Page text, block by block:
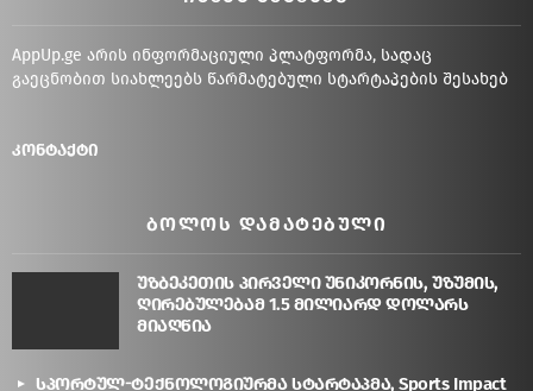
AppUp.ge არის ინფორმაციული პლატფორმა, სადაც
გაეცნობით სიახლეებს წარმატებული სტარტაპების შესახებ
კონტაქტი
ᲑᲝᲚᲝᲡ ᲓᲐᲛᲐᲢᲔᲑᲣᲚᲘ
უზბეკეთის პირველი უნიკორნის, უზუმის,
ღირებულებამ 1.5 მილიარდ დოლარს
მიაღწია
სპორტულ-ტექნოლოგიურმა სტარტაპმა, Sports Impact